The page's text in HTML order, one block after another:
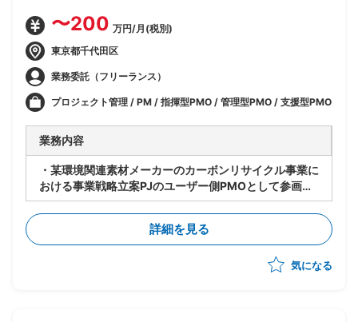
〜200 万円/月(税別)
東京都千代田区
業務委託（フリーランス）
プロジェクト管理 / PM / 指揮型PMO / 管理型PMO / 支援型PMO
業務内容
・某環境関連素材メーカーのカーボンリサイクル事業に
おける事業戦略立案PJのユーザー側PMOとして参画
・市場開拓およびターゲット選定を含む事業戦略の具体
化および実行推進支援
・PJ全体の推進担当として進捗管理/課題管理/関係者調
整を実施
・オフテイク契約検討およびアライアンス推進を含む実
詳細を見る
気になる